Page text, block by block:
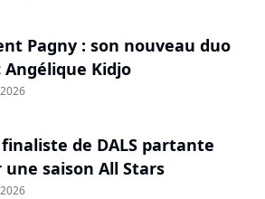
Pagny : son nouveau duo
Angélique Kidjo
de DALS partante
une saison All Stars